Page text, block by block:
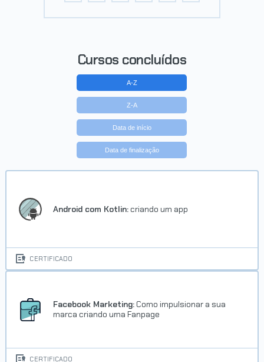
Cursos concluídos
A-Z
Z-A
Data de início
Data de finalização
Android com Kotlin: criando um app
CERTIFICADO
Facebook Marketing: Como impulsionar a sua
marca criando uma Fanpage
CERTIFICADO